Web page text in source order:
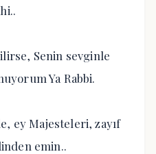
Senin sevginle
Ya Rabbi.
ey ​​Majesteleri, zayıf
emin..